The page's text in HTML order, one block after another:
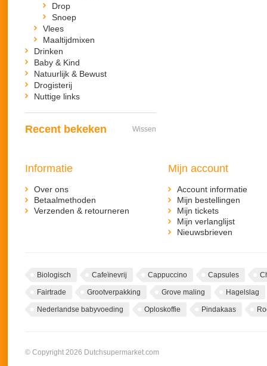
Drop
Snoep
Vlees
Maaltijdmixen
Drinken
Baby & Kind
Natuurlijk & Bewust
Drogisterij
Nuttige links
Recent bekeken Wissen
Informatie
Over ons
Betaalmethoden
Verzenden & retourneren
Mijn account
Account informatie
Mijn bestellingen
Mijn tickets
Mijn verlanglijst
Nieuwsbrieven
Biologisch Cafeïnevrij Cappuccino Capsules
Fairtrade Grootverpakking Grove maling Hagelslag
Nederlandse babyvoeding Oploskoffie Pindakaas
© Copyright 2026 Dutchsupermarket.com